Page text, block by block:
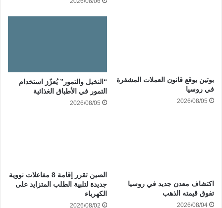
بوتين يوقع قانون العملات المشفرة
في روسيا
2026/08/05
“النخيل والتمور” يُعزّز استخدام
التمور في الأطباق الغذائية
2026/08/05
اكتشاف معدن جديد في روسيا
تفوق قيمته الذهب
2026/08/04
الصين تقرر إقامة 8 مفاعلات نووية
جديدة لتلبية الطلب المتزايد على
الكهرباء
2026/08/02